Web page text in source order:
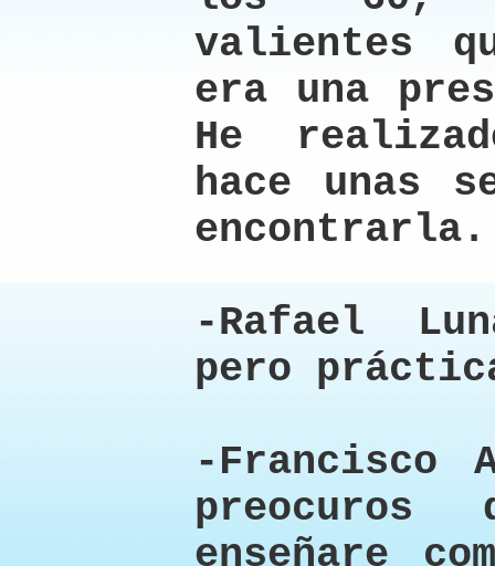
valientes
era una
He
hace unas
encontrarla.
-Rafael
pero
-Francisco
preocuros
enseñare